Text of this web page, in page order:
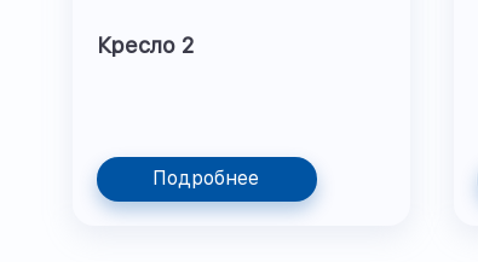
Кресло 2
Подробнее